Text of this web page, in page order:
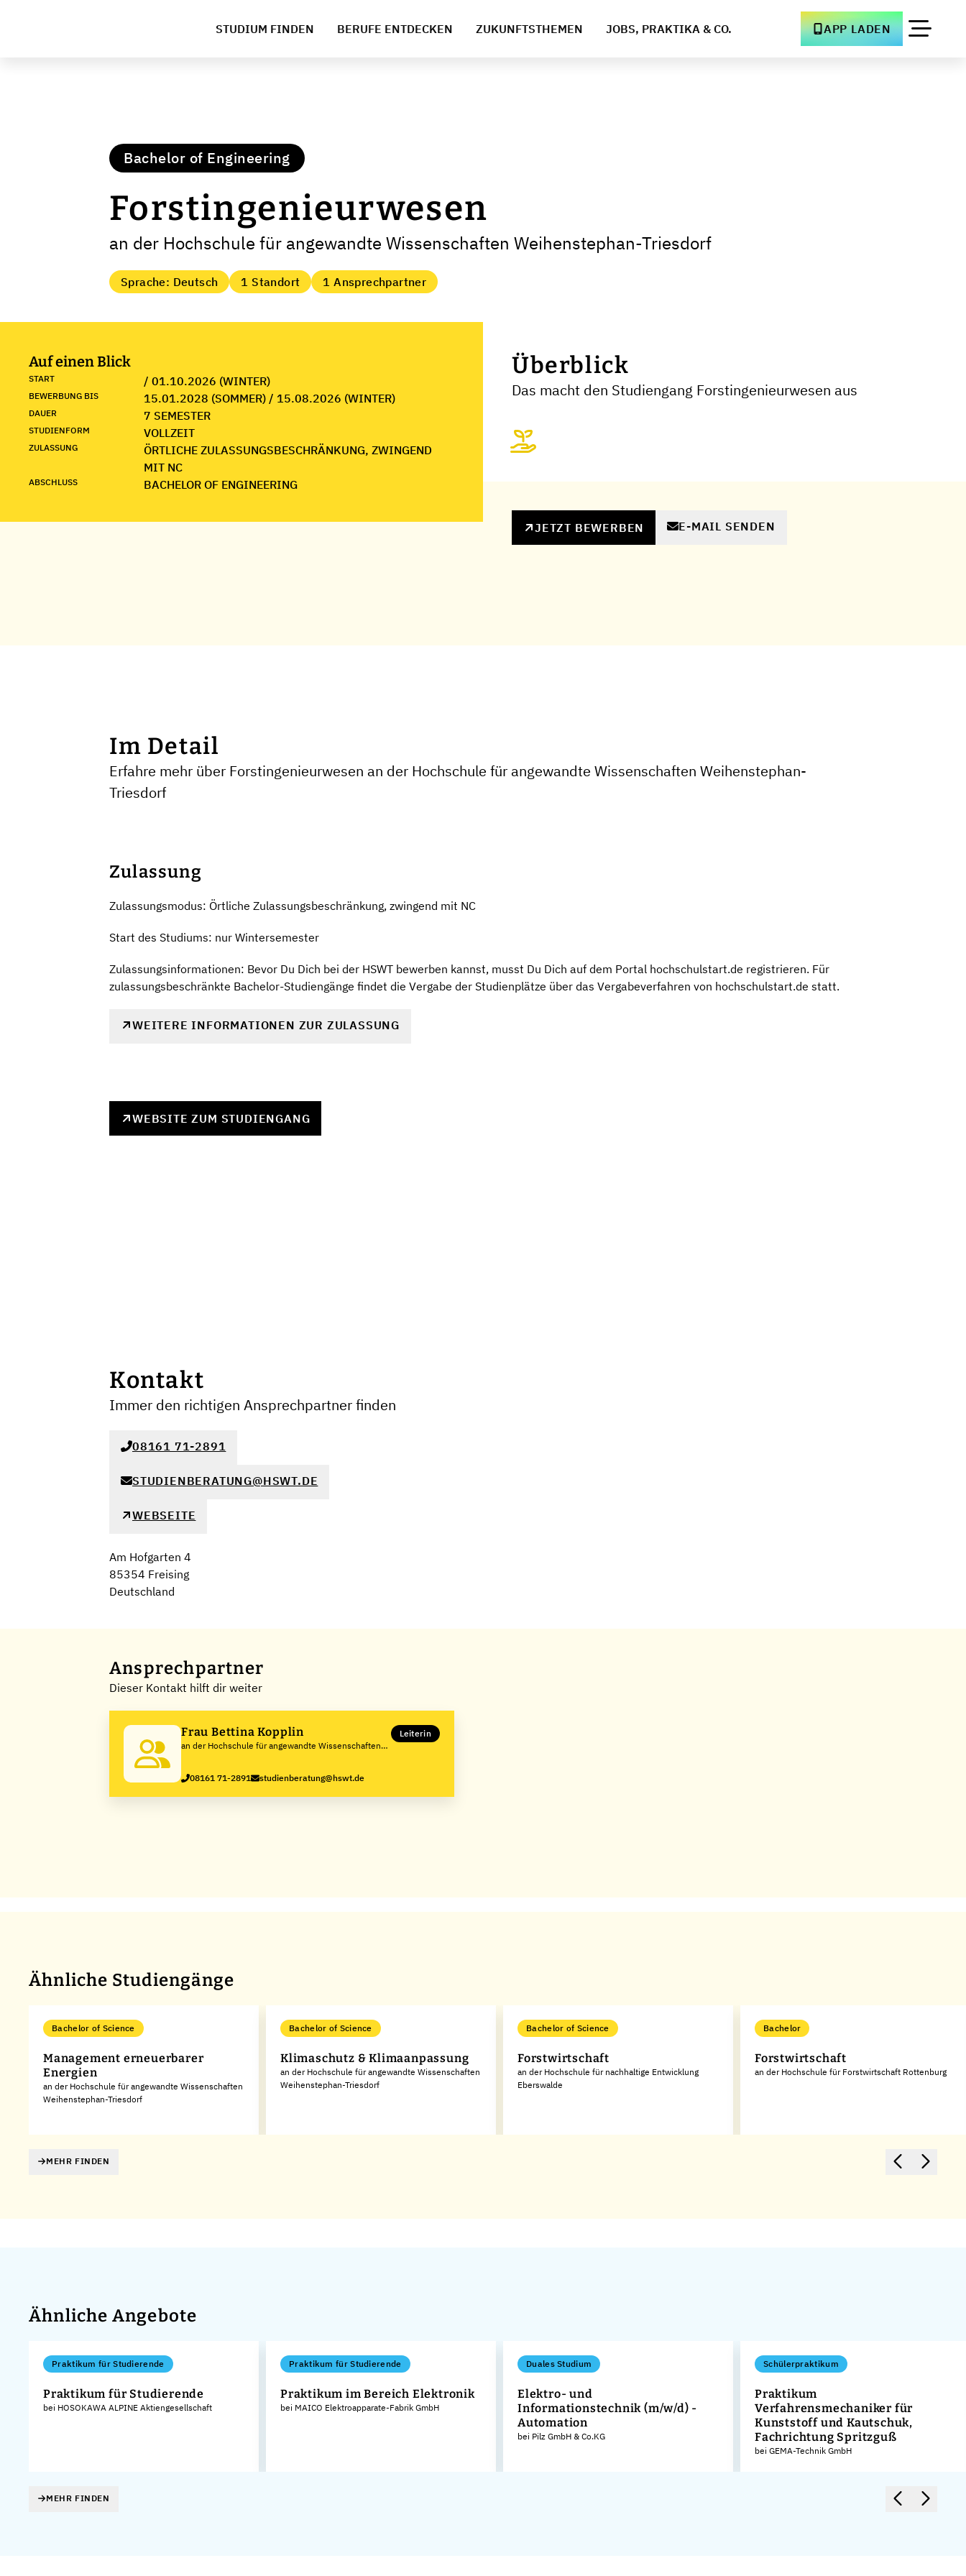
STUDIUM FINDEN BERUFE ENTDECKEN ZUKUNFTSTHEMEN JOBS, PRAKTIKA & CO. APP LADEN
Bachelor of Engineering
Forstingenieurwesen
an der Hochschule für angewandte Wissenschaften Weihenstephan-Triesdorf
Sprache: Deutsch 1 Standort 1 Ansprechpartner
Auf einen Blick
START / 01.10.2026 (WINTER)
BEWERBUNG BIS 15.01.2028 (SOMMER) / 15.08.2026 (WINTER)
DAUER 7 SEMESTER
STUDIENFORM VOLLZEIT
ZULASSUNG
ÖRTLICHE ZULASSUNGSBESCHRÄNKUNG, ZWINGEND
MIT NC
ABSCHLUSS BACHELOR OF ENGINEERING
Überblick
Das macht den Studiengang Forstingenieurwesen aus
JETZT BEWERBEN E-MAIL SENDEN
Im Detail
Erfahre mehr über Forstingenieurwesen an der Hochschule für angewandte Wissenschaften Weihenstephan-
Triesdorf
Zulassung
Zulassungsmodus: Örtliche Zulassungsbeschränkung, zwingend mit NC
Start des Studiums: nur Wintersemester
Zulassungsinformationen: Bevor Du Dich bei der HSWT bewerben kannst, musst Du Dich auf dem Portal hochschulstart.de registrieren. Für
zulassungsbeschränkte Bachelor-Studiengänge findet die Vergabe der Studienplätze über das Vergabeverfahren von hochschulstart.de statt.
WEITERE INFORMATIONEN ZUR ZULASSUNG
WEBSITE ZUM STUDIENGANG
Kontakt
Immer den richtigen Ansprechpartner finden
08161 71-2891
STUDIENBERATUNG@HSWT.DE
WEBSEITE
Am Hofgarten 4
85354 Freising
Deutschland
Ansprechpartner
Dieser Kontakt hilft dir weiter
Frau Bettina Kopplin
an der Hochschule für angewandte Wissenschaften
Leiterin
08161 71-2891 studienberatung@hswt.de
Ähnliche Studiengänge
Bachelor of Science
Management erneuerbarer
Energien
an der Hochschule für angewandte Wissenschaften
Weihenstephan-Triesdorf
Bachelor of Science
Klimaschutz & Klimaanpassung
an der Hochschule für angewandte Wissenschaften
Weihenstephan-Triesdorf
Bachelor of Science
Forstwirtschaft
an der Hochschule für nachhaltige Entwicklung
Eberswalde
Bachelor
Forstwirtschaft
an der Hochschule für Forstwirtschaft Rottenburg
MEHR FINDEN
Ähnliche Angebote
Praktikum für Studierende
Praktikum für Studierende
bei HOSOKAWA ALPINE Aktiengesellschaft
Praktikum für Studierende
Praktikum im Bereich Elektronik
bei MAICO Elektroapparate-Fabrik GmbH
Duales Studium
Elektro- und
Informationstechnik (m/w/d) -
Automation
bei Pilz GmbH & Co.KG
Schülerpraktikum
Praktikum
Verfahrensmechaniker für
Kunststoff und Kautschuk,
Fachrichtung Spritzguß
bei GEMA-Technik GmbH
MEHR FINDEN